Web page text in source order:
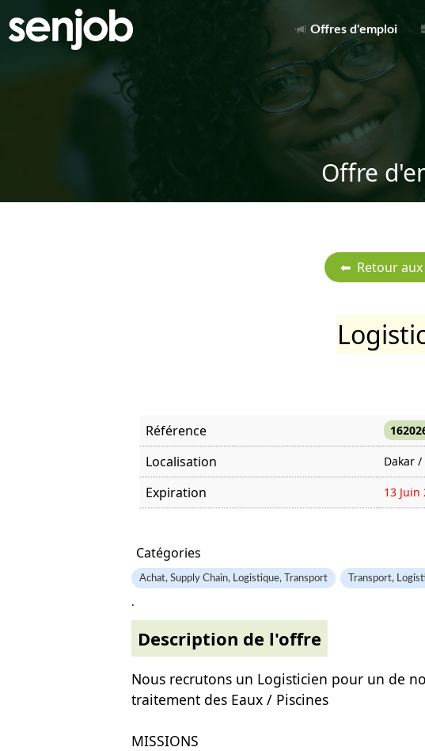
Offres d'emploi
Offre
Référence
Localisation Dakar /
Expiration 13 Juin
Catégories
Achat, Supply Chain, Logistique, Transport Transport,
.
Description de l'offre
Nous recrutons un Logisticien pour un de
traitement des Eaux / Piscines
MISSIONS